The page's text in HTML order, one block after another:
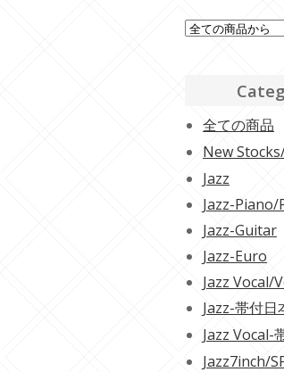
全ての商品
New
Jazz
Jazz-
Jazz-Guitar
Jazz-Euro
Jazz Vocal/
Jazz-帯付日
Jazz Vocal-
Jazz7inch/